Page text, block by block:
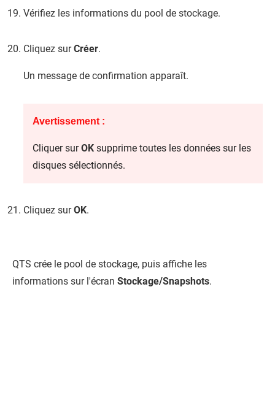
Vérifiez les informations du pool de stockage.
Cliquez surCréer.
Un message de confirmation apparaît.
Avertissement :
Cliquer surOK supprime toutes les données sur les
disques sélectionnés.
Cliquez surOK.
QTS crée le pool de stockage, puis affiche les
informations sur l'écran Stockage/Snapshots.